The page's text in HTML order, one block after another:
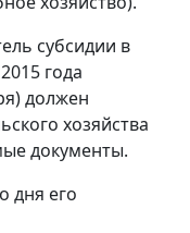
субсидии в
года
должен
хозяйства
документы.
дня его